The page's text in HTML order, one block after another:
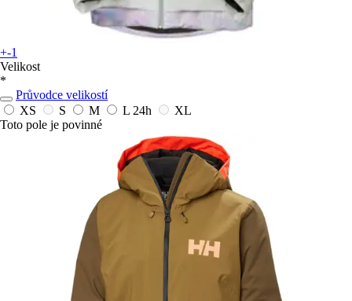
+-1
Velikost
*
Průvodce velikostí
XS
S M L 24h
XL
Toto pole je povinné